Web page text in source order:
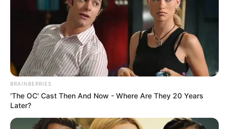
BRAINBERRIES
'The OC' Cast Then And Now - Where Are They 20 Years
Later?